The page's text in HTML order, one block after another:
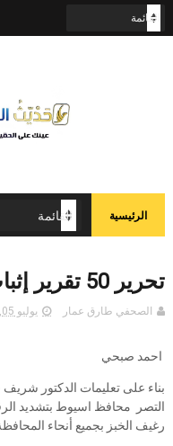
الرئيسية
تحرير 50 تقرير إثبات حاله للمخابز
الصحفي طارق عمار يوليو 05, 2024
احمد صبحي
بناء على تعليمات الدكتور شريف
التصر محافظ اسيوط بتشديد
رغيف الخبز بجميع أنحاء